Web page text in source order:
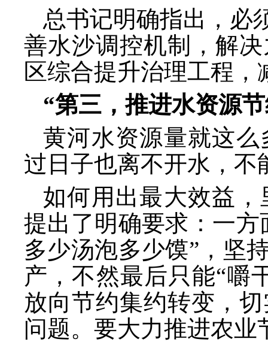
总书记明确指出，必
善水沙调控机制，解
区综合提升治理工程
“第三，推进水资源
黄河水资源量就这
过日子也离不开水，不
如何用出最大效益
提出了明确要求：一
多少汤泡多少馍”，坚
产，不然最后只能“嚼
放向节约集约转变，
问题。要大力推进农